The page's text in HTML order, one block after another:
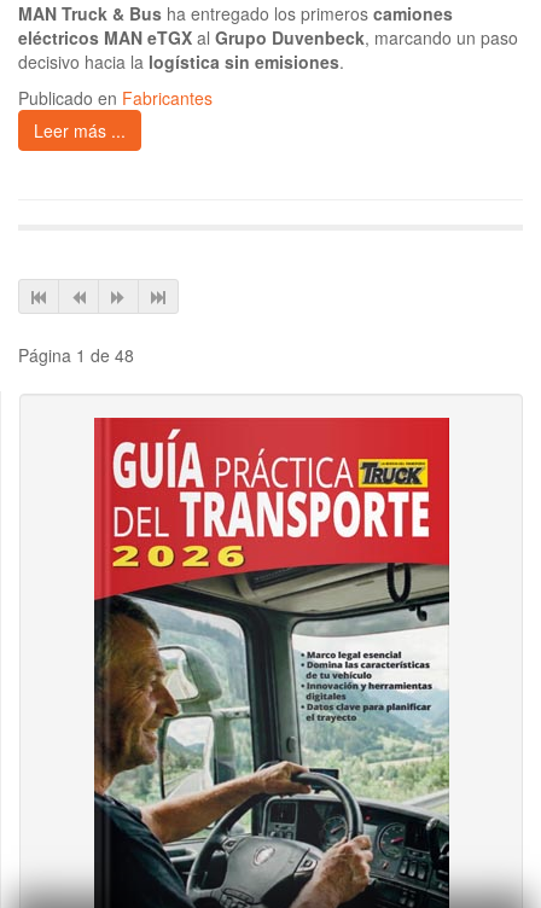
MAN Truck & Bus ha entregado los primeros camiones
eléctricos MAN eTGX al Grupo Duvenbeck, marcando un paso
decisivo hacia la logística sin emisiones.
Publicado en Fabricantes
Leer más ...
Página 1 de 48